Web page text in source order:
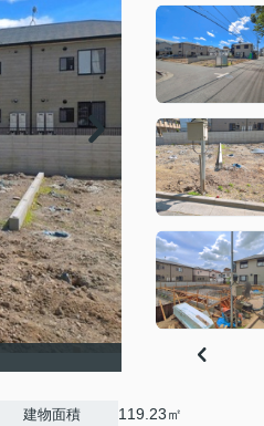
建物面積 119.23㎡